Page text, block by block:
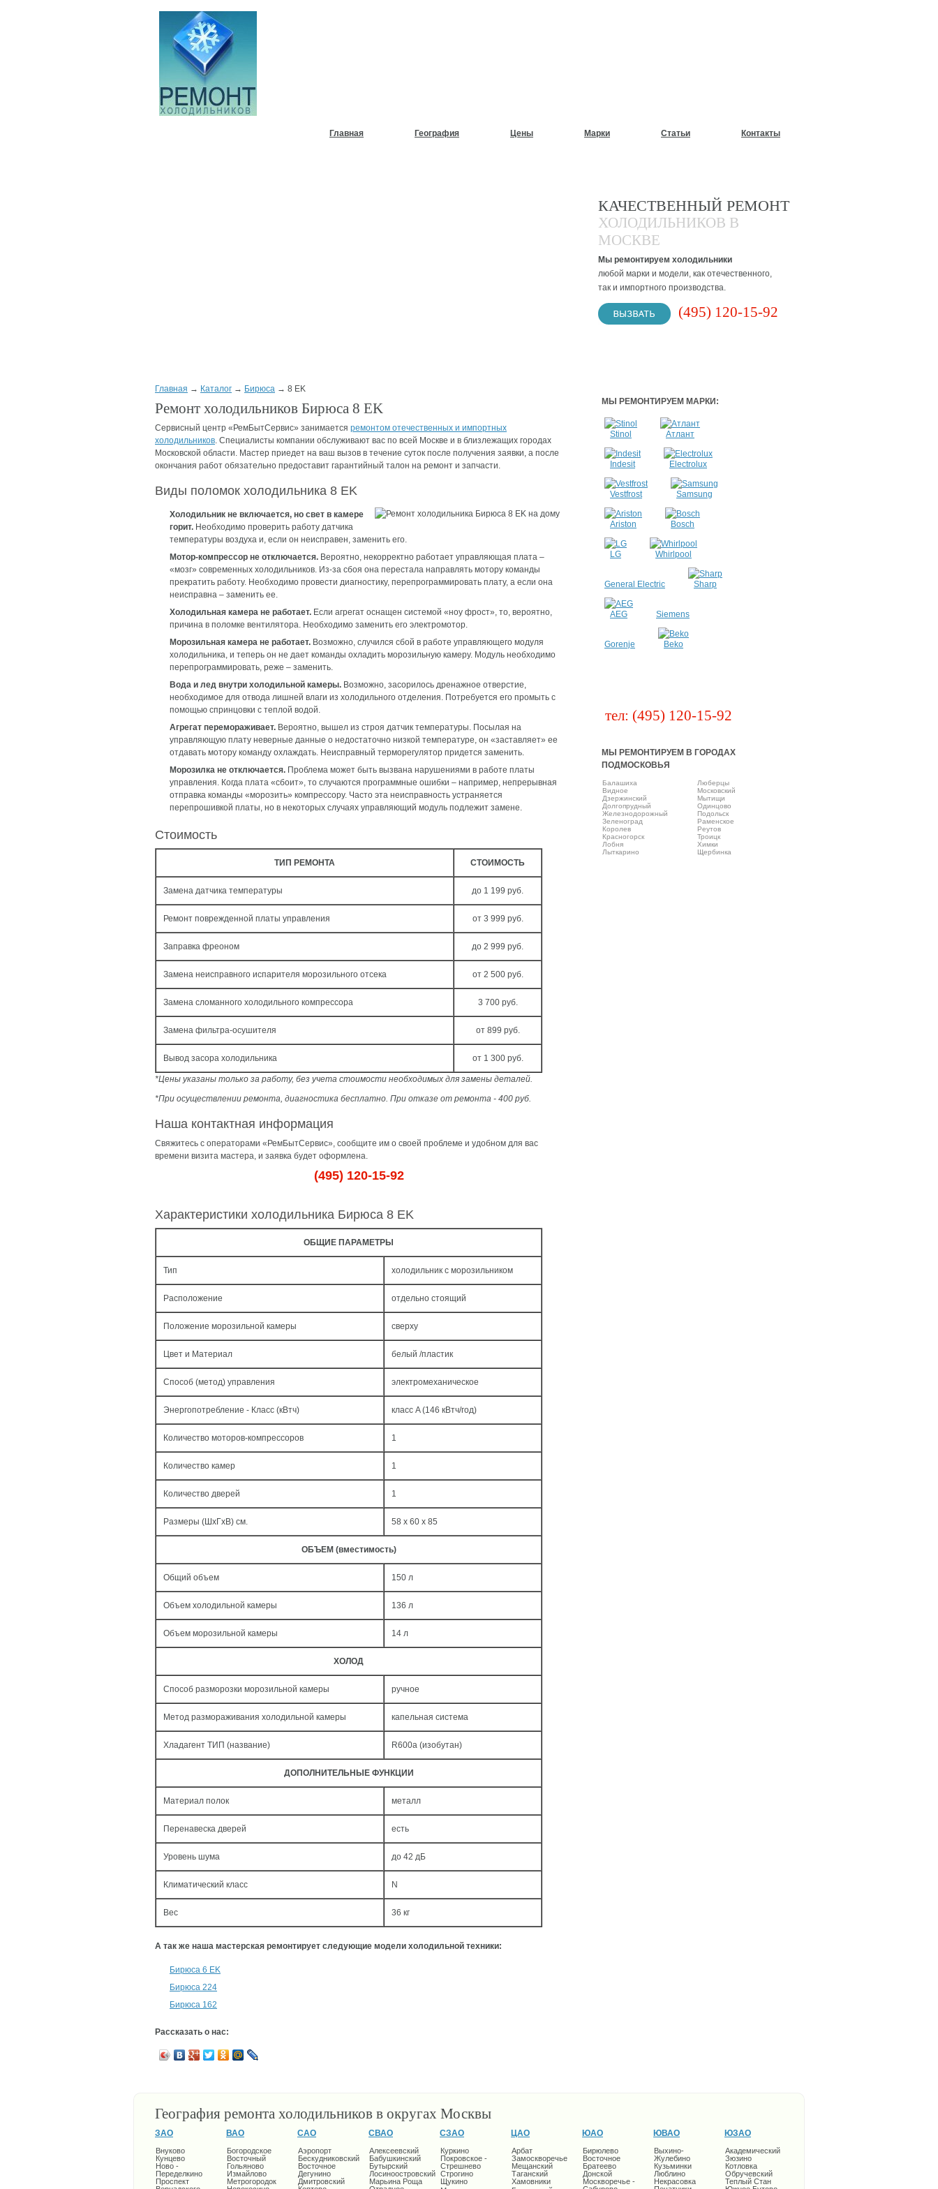
Главная География Цены Марки Статьи Контакты
КАЧЕСТВЕННЫЙ РЕМОНТ
ХОЛОДИЛЬНИКОВ В
МОСКВЕ
Мы ремонтируем холодильники
любой марки и модели, как отечественного,
так и импортного производства.
(495) 120-15-92
Главная → Каталог → Бирюса → 8 ЕK
Ремонт холодильников Бирюса 8 ЕK
Сервисный центр «РемБытСервис» занимается ремонтом отечественных и импортных
холодильников. Специалисты компании обслуживают вас по всей Москве и в близлежащих городах
Московской области. Мастер приедет на ваш вызов в течение суток после получения заявки, а после
окончания работ обязательно предоставит гарантийный талон на ремонт и запчасти.
Виды поломок холодильника 8 ЕK
Холодильник не включается, но свет в камере
горит. Необходимо проверить работу датчика
температуры воздуха и, если он неисправен, заменить его.
Мотор-компрессор не отключается. Вероятно, некорректно работает управляющая плата –
«мозг» современных холодильников. Из-за сбоя она перестала направлять мотору команды
прекратить работу. Необходимо провести диагностику, перепрограммировать плату, а если она
неисправна – заменить ее.
Холодильная камера не работает. Если агрегат оснащен системой «ноу фрост», то, вероятно,
причина в поломке вентилятора. Необходимо заменить его электромотор.
Морозильная камера не работает. Возможно, случился сбой в работе управляющего модуля
холодильника, и теперь он не дает команды охладить морозильную камеру. Модуль необходимо
перепрограммировать, реже – заменить.
Вода и лед внутри холодильной камеры. Возможно, засорилось дренажное отверстие,
необходимое для отвода лишней влаги из холодильного отделения. Потребуется его промыть с
помощью спринцовки с теплой водой.
Агрегат перемораживает. Вероятно, вышел из строя датчик температуры. Посылая на
управляющую плату неверные данные о недостаточно низкой температуре, он «заставляет» ее
отдавать мотору команду охлаждать. Неисправный терморегулятор придется заменить.
Морозилка не отключается. Проблема может быть вызвана нарушениями в работе платы
управления. Когда плата «сбоит», то случаются программные ошибки – например, непрерывная
отправка команды «морозить» компрессору. Часто эта неисправность устраняется
перепрошивкой платы, но в некоторых случаях управляющий модуль подлежит замене.
Стоимость
ТИП РЕМОНТА СТОИМОСТЬ
Замена датчика температуры до 1 199 руб.
Ремонт поврежденной платы управления от 3 999 руб.
Заправка фреоном до 2 999 руб.
Замена неисправного испарителя морозильного отсека от 2 500 руб.
Замена сломанного холодильного компрессора 3 700 руб.
Замена фильтра-осушителя от 899 руб.
Вывод засора холодильника от 1 300 руб.
*Цены указаны только за работу, без учета стоимости необходимых для замены деталей.
*При осуществлении ремонта, диагностика бесплатно. При отказе от ремонта - 400 руб.
Наша контактная информация
Свяжитесь с операторами «РемБытСервис», сообщите им о своей проблеме и удобном для вас
времени визита мастера, и заявка будет оформлена.
(495) 120-15-92
Характеристики холодильника Бирюса 8 ЕK
ОБЩИЕ ПАРАМЕТРЫ
Тип холодильник с морозильником
Расположение отдельно стоящий
Положение морозильной камеры сверху
Цвет и Материал белый /пластик
Способ (метод) управления электромеханическое
Энергопотребление - Класс (кВтч) класс A (146 кВтч/год)
Количество моторов-компрессоров 1
Количество камер 1
Количество дверей 1
Размеры (ШxГxВ) см. 58 x 60 x 85
ОБЪЕМ (вместимость)
Общий объем 150 л
Объем холодильной камеры 136 л
Объем морозильной камеры 14 л
ХОЛОД
Способ разморозки морозильной камеры ручное
Метод размораживания холодильной камеры капельная система
Хладагент ТИП (название) R600a (изобутан)
ДОПОЛНИТЕЛЬНЫЕ ФУНКЦИИ
Материал полок металл
Перенавеска дверей есть
Уровень шума до 42 дБ
Климатический класс N
Вес 36 кг
А так же наша мастерская ремонтирует следующие модели холодильной техники:
Бирюса 6 ЕK
Бирюса 224
Бирюса 162
Рассказать о нас:
МЫ РЕМОНТИРУЕМ МАРКИ:
Stinol Атлант
Indesit Electrolux
Vestfrost Samsung
Ariston Bosch
LG Whirlpool
General Electric Sharp
AEG Siemens
Gorenje Beko
тел: (495) 120-15-92
МЫ РЕМОНТИРУЕМ В ГОРОДАХ
ПОДМОСКОВЬЯ
Балашиха
Виднoe
Дзержинский
Долгопрудный
Железнодорожный
Зеленоград
Королев
Красногорск
Лобня
Лыткарино
Люберцы
Московский
Мытищи
Одинцово
Подольск
Раменское
Реутов
Троицк
Химки
Щербинка
География ремонта холодильников в округах Москвы
ЗАО
Внуково
Кунцево
Ново -
Переделкино
Проспект
ВАО
Богородское
Восточный
Гольяново
Измайлово
Метрогородок
САО
Аэропорт
Бескудниковский
Восточное
Дегунино
Дмитровский
СВАО
Алексеевский
Бабушкинский
Бутырский
Лосиноостровский
Марьина Роща
СЗАО
Куркино
Покровское -
Стрешнево
Строгино
Щукино
ЦАО
Арбат
Замоскворечье
Мещанский
Таганский
Хамовники
ЮАО
Бирюлево
Восточное
Братеево
Донской
Москворечье -
ЮВАО
Выхино-
Жулебино
Кузьминки
Люблино
Некрасовка
ЮЗАО
Академический
Зюзино
Котловка
Обручевский
Теплый Стан